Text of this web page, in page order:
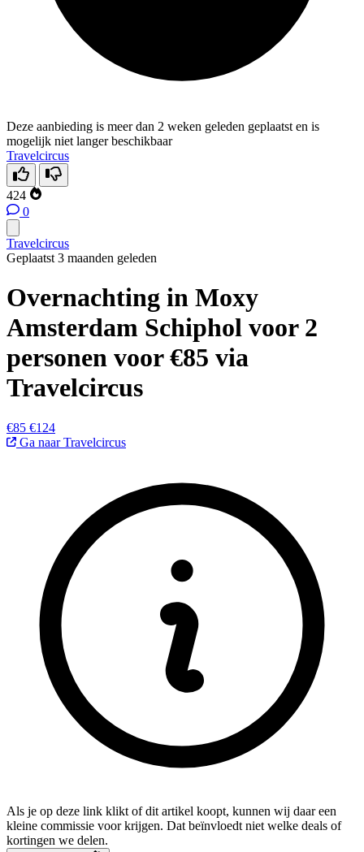
Deze aanbieding is meer dan 2 weken geleden geplaatst en is
mogelijk niet langer beschikbaar
Travelcircus
424
0
Travelcircus
Geplaatst 3 maanden geleden
Overnachting in Moxy
Amsterdam Schiphol voor 2
personen voor €85 via
Travelcircus
€85 €124
Ga naar Travelcircus
Als je op deze link klikt of dit artikel koopt, kunnen wij daar een
kleine commissie voor krijgen. Dat beïnvloedt niet welke deals of
kortingen we delen.